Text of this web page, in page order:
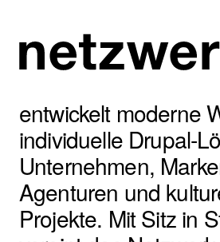
netzwerk__11
entwickelt moderne
individuelle Drupal-
Unternehmen,
Agenturen und
Projekte. Mit Sitz in